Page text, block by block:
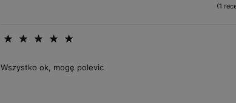
(1
Wszystko ok, mogę polevic